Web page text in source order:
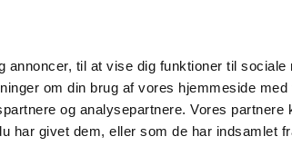
til at vise dig funktioner til sociale
om din brug af vores hjemmeside med
og analysepartnere. Vores partnere
har givet dem, eller som de har indsamlet
Nyheder Om os Kontakt
og
Apoteker og salg af